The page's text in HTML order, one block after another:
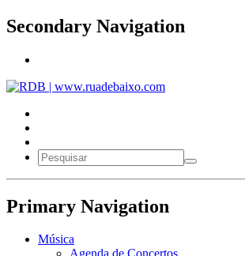
Secondary Navigation
Primary Navigation
Música